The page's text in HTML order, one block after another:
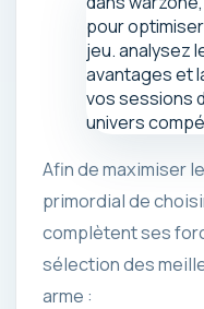
Afin de maximiser
primordial de
complètent ses
sélection des
arme :